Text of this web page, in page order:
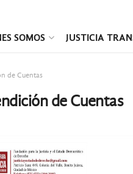
SOMOS JUSTICIA
de Cuentas
de Cuentas